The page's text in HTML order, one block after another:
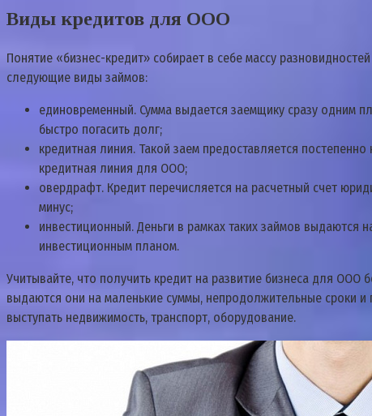
Виды кредитов для ООО
Понятие «бизнес-кредит» собирает в себе массу
следующие виды займов:
единовременный. Сумма выдается заемщику сразу одним
быстро погасить долг;
кредитная линия. Такой заем предоставляется
кредитная линия для ООО;
овердрафт. Кредит перечисляется на расчетный счет
минус;
инвестиционный. Деньги в рамках таких займов выдаются
инвестиционным планом.
Учитывайте, что получить кредит на развитие бизнеса для ООО
выдаются они на маленькие суммы, непродолжительные сроки
выступать недвижимость, транспорт, оборудование.